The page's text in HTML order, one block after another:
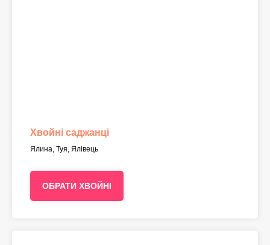
Хвойні саджанці
Ялина, Туя, Ялівець
ОБРАТИ ХВОЙНІ